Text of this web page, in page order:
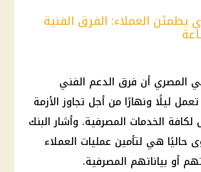
يطمئن العملاء: الفرق الفنية
المصري أن فرق الدعم الفني
ليلًا ونهارًا من أجل تجاوز الأزمة
لكافة الخدمات المصرفية. وأشار البنك
حاليًا هي لتأمين عمليات العملاء
أو بياناتهم المصرفية.